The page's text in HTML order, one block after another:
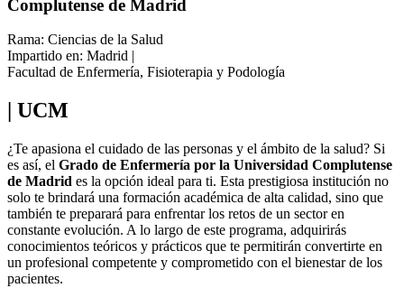
Complutense de Madrid
Rama: Ciencias de la Salud
Impartido en: Madrid |
Facultad de Enfermería, Fisioterapia y Podología
| UCM
¿Te apasiona el cuidado de las personas y el ámbito de la salud? Si
es así, el Grado de Enfermería por la Universidad Complutense
de Madrid es la opción ideal para ti. Esta prestigiosa institución no
solo te brindará una formación académica de alta calidad, sino que
también te preparará para enfrentar los retos de un sector en
constante evolución. A lo largo de este programa, adquirirás
conocimientos teóricos y prácticos que te permitirán convertirte en
un profesional competente y comprometido con el bienestar de los
pacientes.